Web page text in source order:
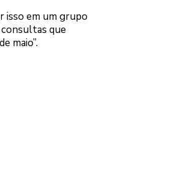
isso em um grupo
consultas que
maio”.